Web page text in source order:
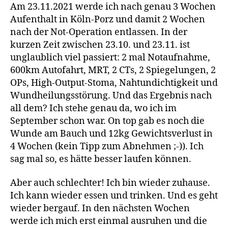
Am 23.11.2021 werde ich nach genau 3 Wochen
Aufenthalt in Köln-Porz und damit 2 Wochen
nach der Not-Operation entlassen. In der
kurzen Zeit zwischen 23.10. und 23.11. ist
unglaublich viel passiert: 2 mal Notaufnahme,
600km Autofahrt, MRT, 2 CTs, 2 Spiegelungen, 2
OPs, High-Output-Stoma, Nahtundichtigkeit und
Wundheilungsstörung. Und das Ergebnis nach
all dem? Ich stehe genau da, wo ich im
September schon war. On top gab es noch die
Wunde am Bauch und 12kg Gewichtsverlust in
4 Wochen (kein Tipp zum Abnehmen ;-)). Ich
sag mal so, es hätte besser laufen können.
Aber auch schlechter! Ich bin wieder zuhause.
Ich kann wieder essen und trinken. Und es geht
wieder bergauf. In den nächsten Wochen
werde ich mich erst einmal ausruhen und die